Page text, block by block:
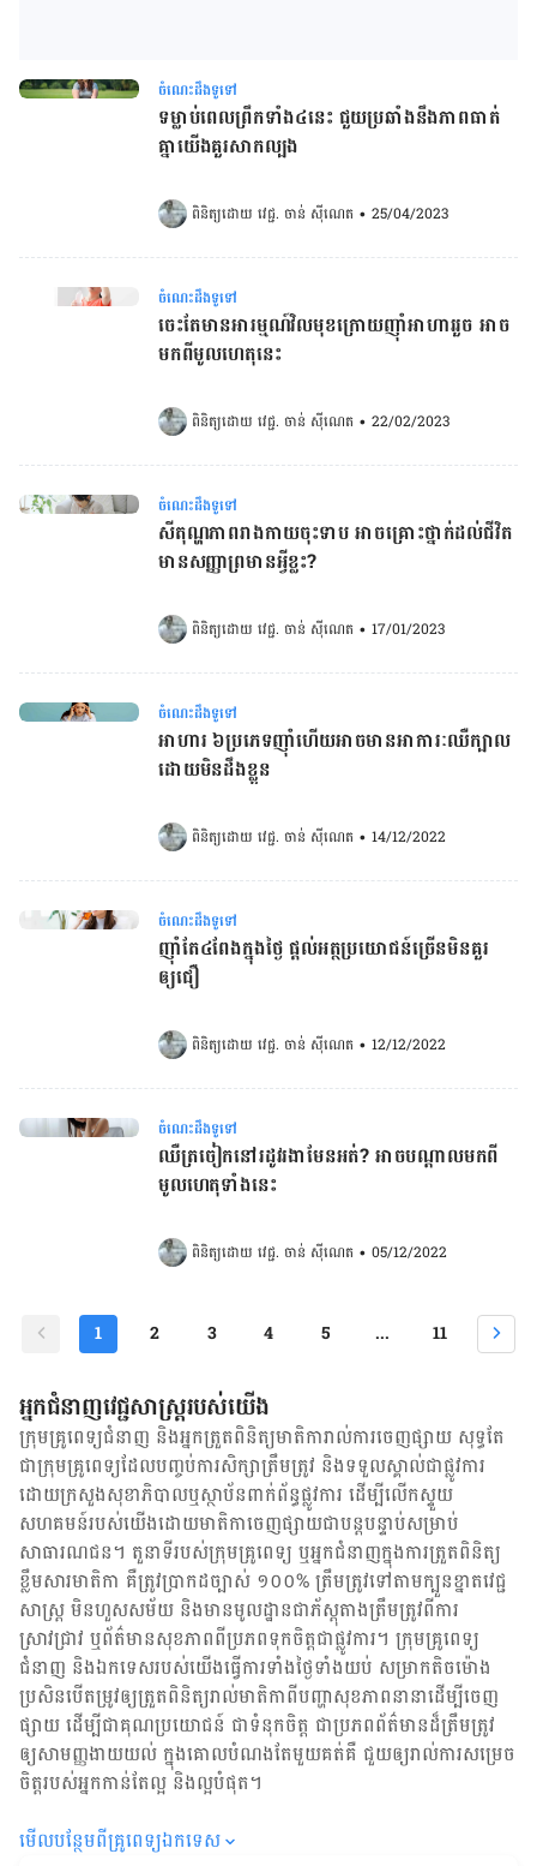
ចំណេះដឹងទូទៅ
ទម្លាប់ពេលព្រឹកទាំង៤នេះ ជួយប្រឆាំងនឹងភាពធាត់
គ្នាយើងគួរសាកល្បង
ពិនិត្យដោយ វេជ្ជ. ចាន់ ស៊ីណេត • 25/04/2023
ចំណេះដឹងទូទៅ
ចេះតែមានអារម្មណ៍វិលមុខក្រោយញ៉ាំអាហាររួច អាច
មកពីមូលហេតុនេះ​
ពិនិត្យដោយ វេជ្ជ. ចាន់ ស៊ីណេត • 22/02/2023
ចំណេះដឹងទូទៅ
សីតុណ្ហភាពរាងកាយចុះទាប អាចគ្រោះថ្នាក់ដល់ជីវិត
មានសញ្ញាព្រមានអ្វីខ្លះ?​​​​​​​​​​​​​​​​​​​​​​​​​​​​​​​​​​
ពិនិត្យដោយ វេជ្ជ. ចាន់ ស៊ីណេត • 17/01/2023
ចំណេះដឹងទូទៅ
អាហារ ៦ប្រភេទញ៉ាំហើយអាចមានអាការៈឈឺក្បាល
ដោយមិនដឹងខ្លួន
ពិនិត្យដោយ វេជ្ជ. ចាន់ ស៊ីណេត • 14/12/2022
ចំណេះដឹងទូទៅ
ញ៉ាំតែ៤ពែងក្នុងថ្ងៃ ផ្តល់អត្ថប្រយោជន៍ច្រើនមិនគួរ
ឲ្យជឿ
ពិនិត្យដោយ វេជ្ជ. ចាន់ ស៊ីណេត • 12/12/2022
ចំណេះដឹងទូទៅ
ឈឺត្រចៀកនៅរដូវរងាមែនអត់? អាចបណ្តាលមកពី
មូលហេតុទាំងនេះ​​​​​​​​​​​​​​​​​​​​​​​​​​​​​​​​​​​​​​​​​​​​​​​​​​
ពិនិត្យដោយ វេជ្ជ. ចាន់ ស៊ីណេត • 05/12/2022
1 2 3 4 5 ... 11
អ្នកជំនាញវេជ្ជសាស្ត្ររបស់យើង
ក្រុមគ្រូពេទ្យជំនាញ និង​អ្នក​ត្រួតពិនិត្យ​មាតិការាល់ការចេញផ្សាយ សុទ្ធតែ
ជា​ក្រុម​គ្រូពេទ្យ​ដែល​បញ្ចប់ការសិក្សាត្រឹមត្រូវ និង​ទទួល​ស្គាល់​ជាផ្លូវការ​
ដោយ​ក្រសួងសុខាភិបាលឬស្ថាប័ន​ពាក់ព័ន្ធ​ផ្លូវការ ដើម្បីលើកស្ទួយ​
សហគមន៍​របស់យើង​ដោយ​មាតិកា​ចេញផ្សាយជាបន្តបន្ទាប់សម្រាប់
សាធារណជន។ តួនាទីរបស់​ក្រុមគ្រូពេទ្យ ឬ​អ្នក​ជំនាញ​ក្នុងការ​ត្រួតពិនិត្យ​
ខ្លឹមសារ​មាតិកា គឺ​ត្រូវ​ប្រាកដ​ច្បាស់ ១០០% ត្រឹមត្រូវ​ទៅតាម​ក្បួនខ្នាតវេជ្ជ
សាស្ត្រ មិនហួសសម័យ និង​មានមូលដ្ឋាន​ជា​ភ័ស្តុតាង​ត្រឹមត្រូវ​ពី​ការ​
ស្រាវជ្រាវ ឬ​ព័ត៌មាន​សុខភាព​ពី​ប្រភព​ទុកចិត្ត​ជាផ្លូវការ។ ក្រុមគ្រូពេទ្យ
ជំនាញ និង​ឯកទេស​របស់យើង​ធ្វើការ​ទាំង​ថ្ងៃទាំងយប់ សម្រាក​តិចម៉ោង
ប្រសិន​បើ​តម្រូវ​ឲ្យ​ត្រួតពិនិត្យ​រាល់​មាតិកា​ពី​បញ្ហា​សុខភាព​នានា​ដើម្បី​ចេញ​
ផ្សាយ ដើម្បី​ជា​គុណប្រយោជន៍ ជា​ទំនុកចិត្ត ជា​ប្រភព​ព័ត៌មាន​ដ៏​ត្រឹមត្រូវ
ឲ្យសាមញ្ញ​ងាយយល់ ក្នុងគោលបំណង​តែមួយ​គត់​គឺ ជួយ​ឲ្យ​រាល់ការសម្រេច
ចិត្ត​របស់​អ្នក​កាន់តែ​ល្អ និង​ល្អ​បំផុត។
មើល​បន្ថែម​ពី​គ្រូពេទ្យ​ឯកទេស